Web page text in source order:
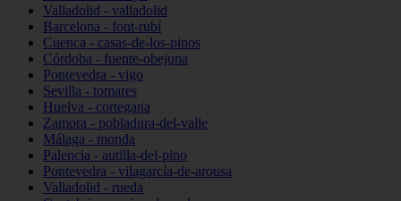
Valladolid - valladolid
Barcelona - font-rubí
Cuenca - casas-de-los-pinos
Córdoba - fuente-obejuna
Pontevedra - vigo
Sevilla - tomares
Huelva - cortegana
Zamora - pobladura-del-valle
Málaga - monda
Palencia - autilla-del-pino
Pontevedra - vilagarcía-de-arousa
Valladolid - rueda